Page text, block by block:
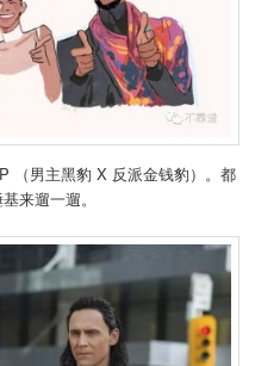
（男主黑豹 X 反派金钱豹）。都
来遛一遛。